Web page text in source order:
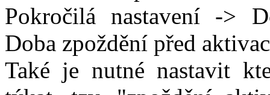
Pokročilá nastavení ->
Doba zpoždění před
Také je nutné nastavit